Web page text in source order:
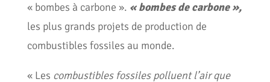
« bombes à carbone ». « bombes de carbone »,
les plus grands projets de production de
combustibles fossiles au monde.
« Les combustibles fossiles polluent l’air que